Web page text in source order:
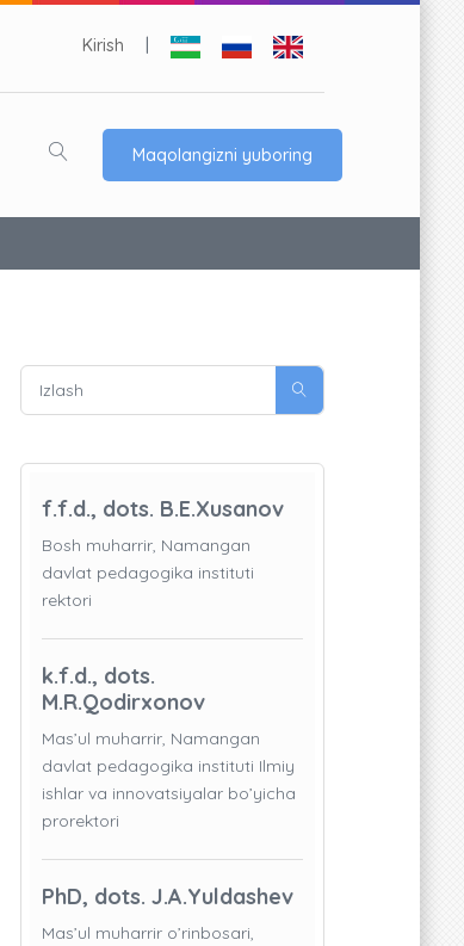
Kirish
Maqolangizni yuboring
f.f.d., dots. B.E.Xusanov
Bosh muharrir, Namangan
davlat pedagogika instituti
rektori
k.f.d., dots.
M.R.Qodirxonov
Mas’ul muharrir, Namangan
davlat pedagogika instituti Ilmiy
ishlar va innovatsiyalar bo’yicha
prorektori
PhD, dots. J.A.Yuldashev
Mas’ul muharrir o’rinbosari,